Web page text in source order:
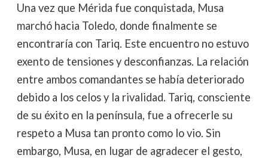
Una vez que Mérida fue conquistada, Musa
marchó hacia Toledo, donde finalmente se
encontraría con Tariq. Este encuentro no estuvo
exento de tensiones y desconfianzas. La relación
entre ambos comandantes se había deteriorado
debido a los celos y la rivalidad. Tariq, consciente
de su éxito en la península, fue a ofrecerle su
respeto a Musa tan pronto como lo vio. Sin
embargo, Musa, en lugar de agradecer el gesto,